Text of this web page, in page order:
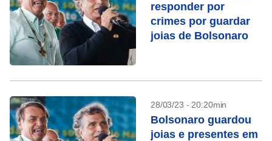
responder por
crimes por guardar
joias de Bolsonaro
28/03/23 - 20:20min
Bolsonaro guardou
joias e presentes em